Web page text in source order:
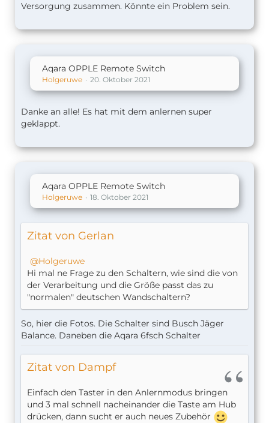
Versorgung zusammen. Könnte ein Problem sein.
Aqara OPPLE Remote Switch
Holgeruwe 20. Oktober 2021
Danke an alle! Es hat mit dem anlernen super
geklappt.
Aqara OPPLE Remote Switch
Holgeruwe 18. Oktober 2021
Zitat von Gerlan
Holgeruwe
Hi mal ne Frage zu den Schaltern, wie sind die von
der Verarbeitung und die Größe passt das zu
"normalen" deutschen Wandschaltern?
So, hier die Fotos. Die Schalter sind Busch Jäger
Balance. Daneben die Aqara 6fsch Schalter
Zitat von Dampf
Einfach den Taster in den Anlernmodus bringen
und 3 mal schnell nacheinander die Taste am Hub
drücken, dann sucht er auch neues Zubehör